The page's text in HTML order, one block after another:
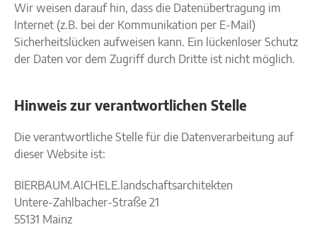
Wir weisen darauf hin, dass die Datenübertragung im
Internet (z.B. bei der Kommunikation per E-Mail)
Sicherheitslücken aufweisen kann. Ein lückenloser Schutz
der Daten vor dem Zugriff durch Dritte ist nicht möglich.
Hinweis zur verantwortlichen Stelle
Die verantwortliche Stelle für die Datenverarbeitung auf
dieser Website ist:
BIERBAUM.AICHELE.landschaftsarchitekten
Untere-Zahlbacher-Straße 21
55131 Mainz